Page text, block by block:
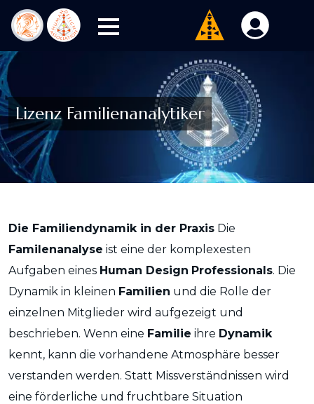
Lizenz Familienanalytiker
Die Familiendynamik in der Praxis Die
Familenanalyse ist eine der komplexesten
Aufgaben eines Human Design Professionals. Die
Dynamik in kleinen Familien und die Rolle der
einzelnen Mitglieder wird aufgezeigt und
beschrieben. Wenn eine Familie ihre Dynamik
kennt, kann die vorhandene Atmosphäre besser
verstanden werden. Statt Missverständnissen wird
eine förderliche und fruchtbare Situation